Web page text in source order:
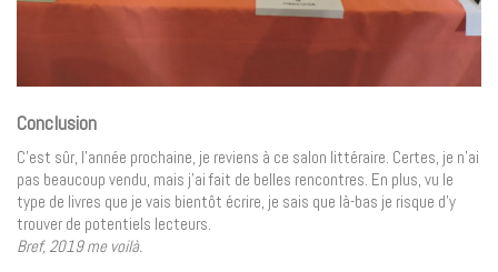
Conclusion
C’est sûr, l’année prochaine, je reviens à ce salon littéraire. Certes, je n’ai
pas beaucoup vendu, mais j’ai fait de belles rencontres. En plus, vu le
type de livres que je vais bientôt écrire, je sais que là-bas je risque d’y
trouver de potentiels lecteurs.
Bref, 2019 me voilà.